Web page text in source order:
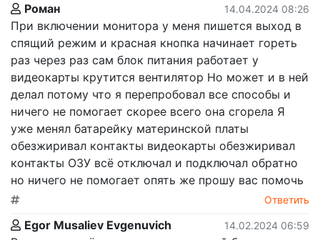
Роман 14.04.2024 08:26
При включении монитора у меня пишется выход в
спящий режим и красная кнопка начинает гореть
раз через раз сам блок питания работает у
видеокарты крутится вентилятор Но может и в ней
делал потому что я перепробовал все способы и
ничего не помогает скорее всего она сгорела Я
уже менял батарейку материнской платы
обезжиривал контакты видеокарты обезжиривал
контакты ОЗУ всё отключал и подключал обратно
но ничего не помогает опять же прошу вас помочь
Ответить
Egor Musaliev Evgenuvich 14.02.2024 06:59